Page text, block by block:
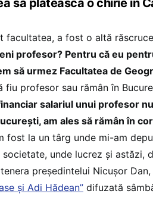
facultatea, a fost o altă
profesor? Pentru că eu
să urmez Facultatea de
profesor sau rămân în
salariul unui profesor
am ales să rămân în
fost la un târg unde mi-am
unde lucrez și astăzi,
președintelui Nicușor Dan,
și Adi Hădean” difuzată